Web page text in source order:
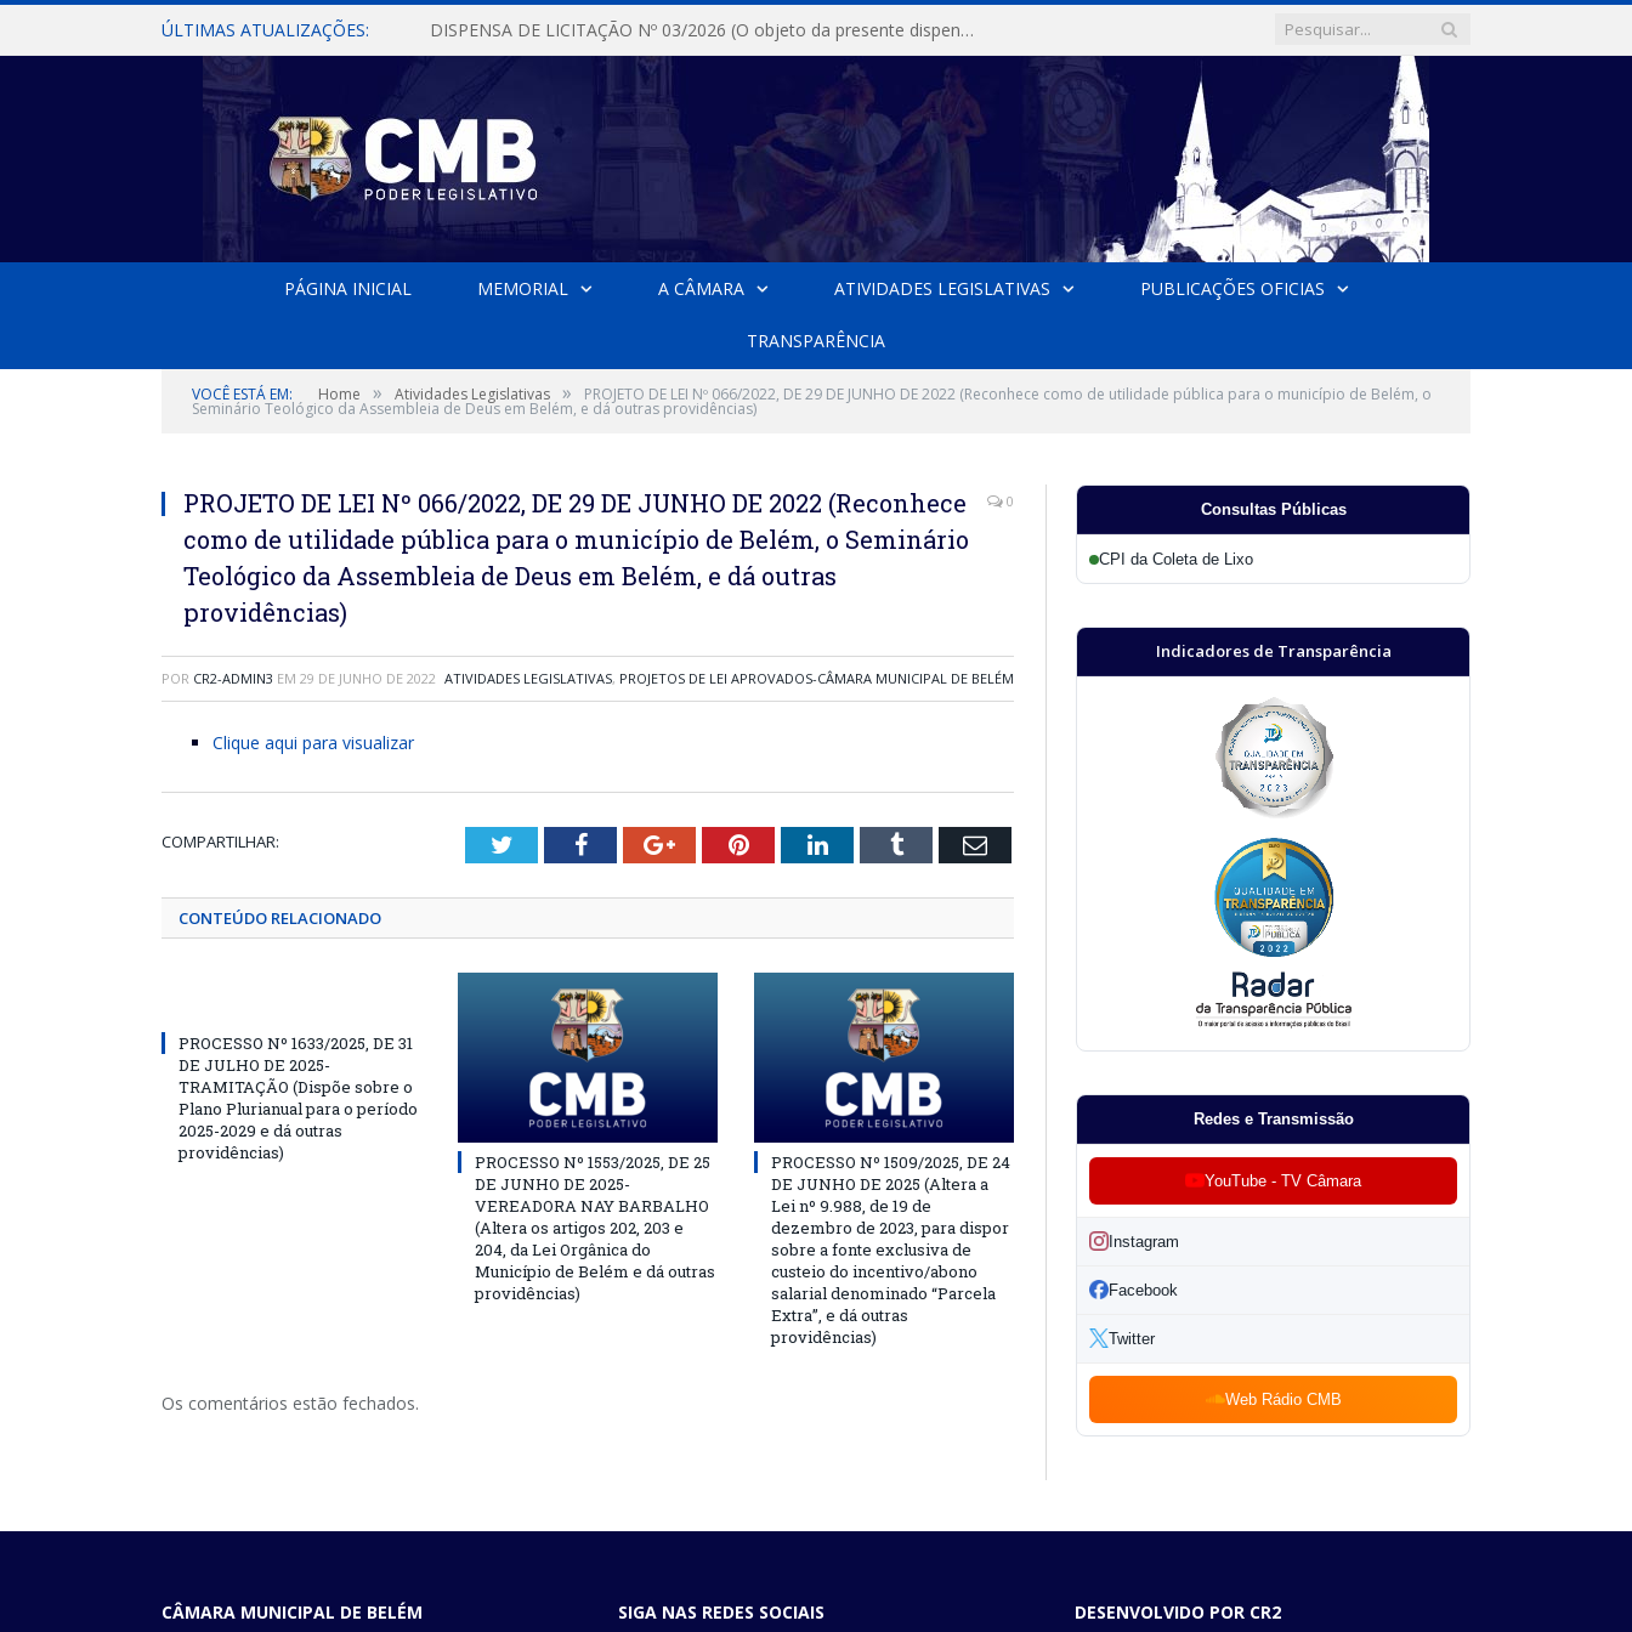
ÚLTIMAS ATUALIZAÇÕES: DISPENSA DE LICITAÇÃO Nº 03/2026 (O objeto da presente dispensa é a escolha da proposta mais vantajosa para a aquisição, de aparelhos de ar condicionado, tipo Split, com material de instalação e fogão industrial, conforme condições, quantidades e exigências estabelecidas no termo de referencia e neste aviso de contratação direta e seus anexos)
PÁGINA INICIAL MEMORIAL A CÂMARA ATIVIDADES LEGISLATIVAS PUBLICAÇÕES OFICIAS
TRANSPARÊNCIA
VOCÊ ESTÁ EM: Home » Atividades Legislativas » PROJETO DE LEI Nº 066/2022, DE 29 DE JUNHO DE 2022 (Reconhece como de utilidade pública para o município de Belém, o
Seminário Teológico da Assembleia de Deus em Belém, e dá outras providências)
PROJETO DE LEI Nº 066/2022, DE 29 DE JUNHO DE 2022 (Reconhece
como de utilidade pública para o município de Belém, o Seminário
Teológico da Assembleia de Deus em Belém, e dá outras
providências)
0
POR CR2-ADMIN3 EM 29 DE JUNHO DE 2022 ATIVIDADES LEGISLATIVAS, PROJETOS DE LEI APROVADOS-CÂMARA MUNICIPAL DE BELÉM
Clique aqui para visualizar
COMPARTILHAR: TwitterFacebookGoogle+PinterestLinkedInTumblr Email
CONTEÚDO RELACIONADO
PROCESSO Nº 1633/2025, DE 31
DE JULHO DE 2025-
TRAMITAÇÃO (Dispõe sobre o
Plano Plurianual para o período
2025-2029 e dá outras
providências)
PROCESSO Nº 1553/2025, DE 25
DE JUNHO DE 2025-
VEREADORA NAY BARBALHO
(Altera os artigos 202, 203 e
204, da Lei Orgânica do
Município de Belém e dá outras
providências)
PROCESSO Nº 1509/2025, DE 24
DE JUNHO DE 2025 (Altera a
Lei nº 9.988, de 19 de
dezembro de 2023, para dispor
sobre a fonte exclusiva de
custeio do incentivo/abono
salarial denominado “Parcela
Extra”, e dá outras
providências)
Os comentários estão fechados.
Consultas Públicas
CPI da Coleta de Lixo
Indicadores de Transparência
Redes e Transmissão
YouTube - TV Câmara
Instagram
Facebook
Twitter
Web Rádio CMB
CÂMARA MUNICIPAL DE BELÉM SIGA NAS REDES SOCIAIS DESENVOLVIDO POR CR2